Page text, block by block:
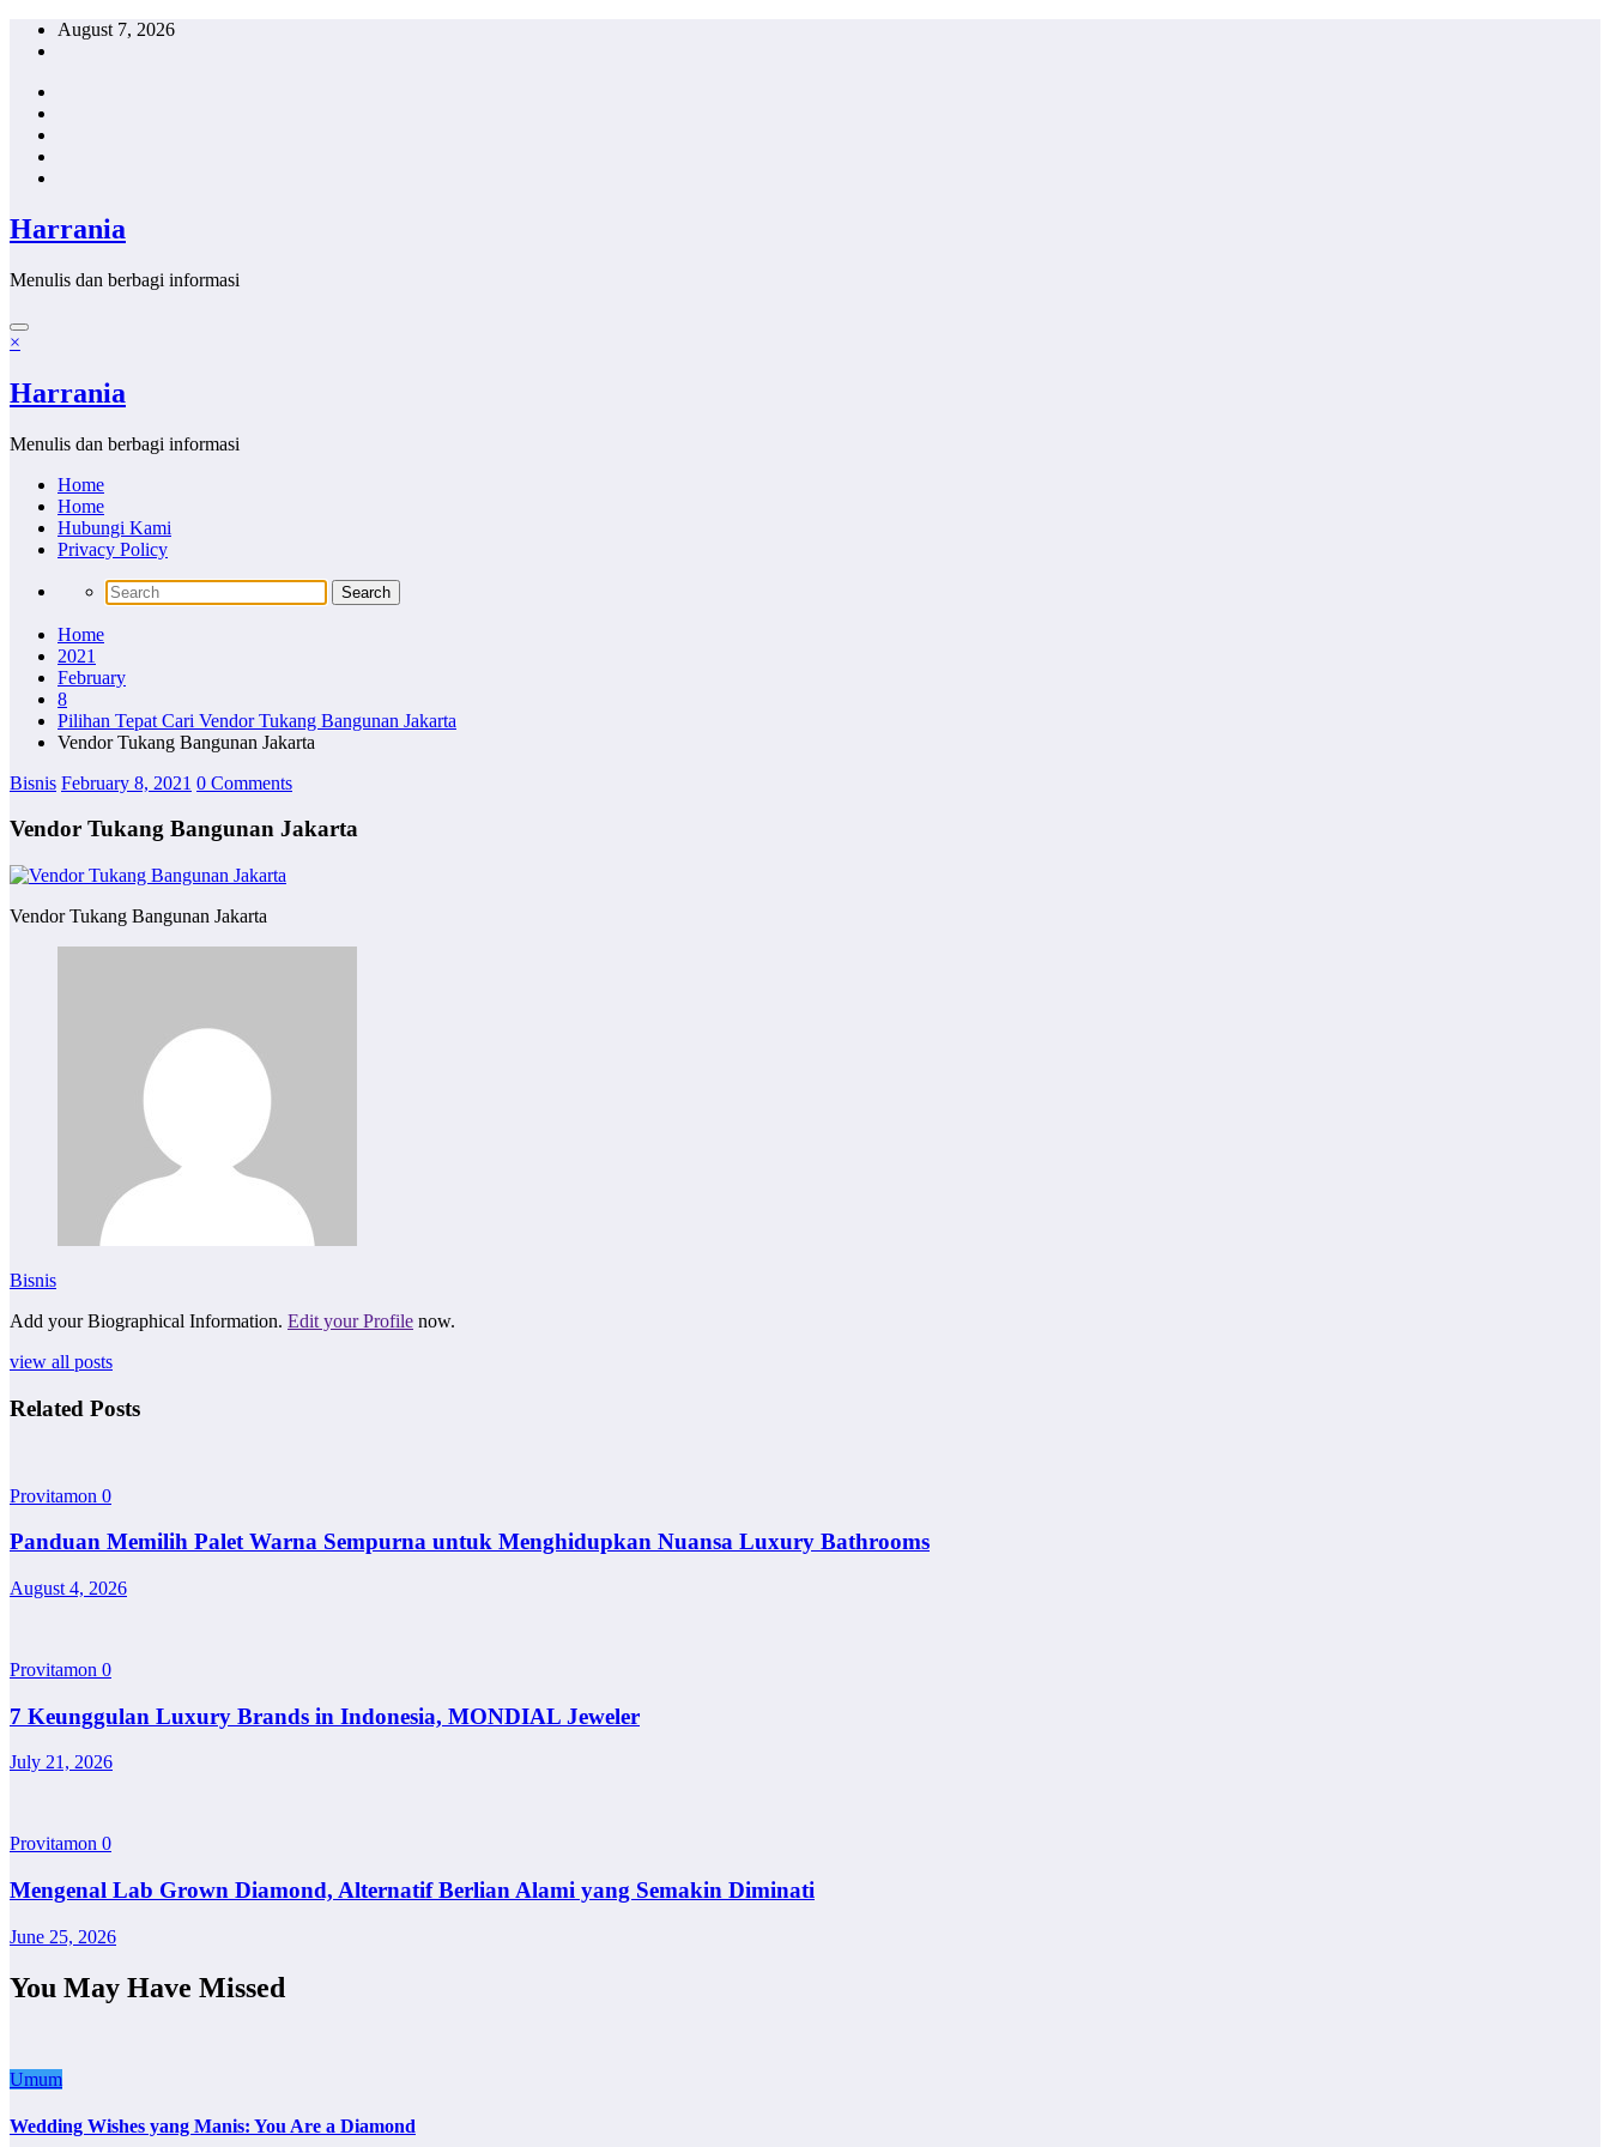
Skip
August 7, 2026
Harrania
Menulis dan berbagi informasi
×
Harrania
Menulis dan berbagi informasi
Home
Home
Hubungi Kami
Privacy Policy
Home
2021
February
8
Pilihan Tepat Cari Vendor Tukang Bangunan Jakarta
Vendor Tukang Bangunan Jakarta
Bisnis February 8, 2021 0 Comments
Vendor Tukang Bangunan Jakarta
Vendor Tukang Bangunan Jakarta
Bisnis
Add your Biographical Information. Edit your Profile now.
view all posts
Related Posts
Provitamon 0
Panduan Memilih Palet Warna Sempurna untuk Menghidupkan Nuansa Luxury Bathrooms
August 4, 2026
Provitamon 0
7 Keunggulan Luxury Brands in Indonesia, MONDIAL Jeweler
July 21, 2026
Provitamon 0
Mengenal Lab Grown Diamond, Alternatif Berlian Alami yang Semakin Diminati
June 25, 2026
You May Have Missed
Umum
Wedding Wishes yang Manis: You Are a Diamond